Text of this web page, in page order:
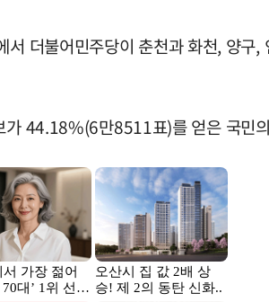
더불어민주당이 춘천과 화천, 양
44.18%(6만8511표)를 얻은 국민